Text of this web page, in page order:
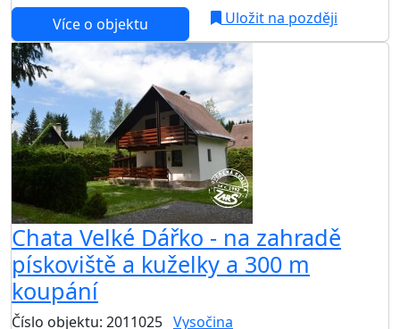
Více o objektu
Uložit na později
Chata Velké Dářko - na zahradě
pískoviště a kuželky a 300 m
koupání
Číslo objektu: 2011025 Vysočina